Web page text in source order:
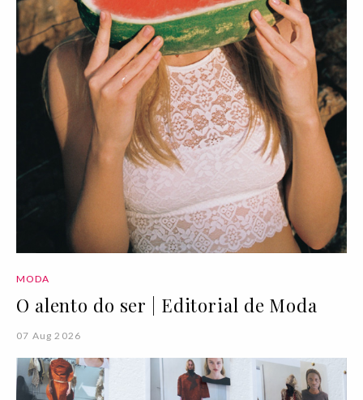
MODA
O alento do ser | Editorial de Moda
07 Aug 2026